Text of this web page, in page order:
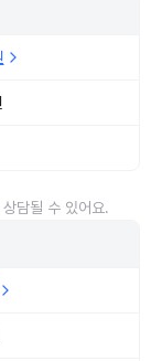
담될 수 있어요.